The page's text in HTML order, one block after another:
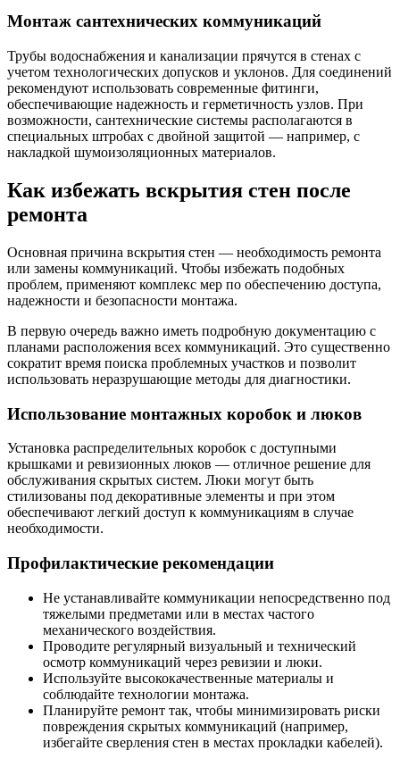
Монтаж сантехнических коммуникаций
Трубы водоснабжения и канализации прячутся в стенах с
учетом технологических допусков и уклонов. Для соединений
рекомендуют использовать современные фитинги,
обеспечивающие надежность и герметичность узлов. При
возможности, сантехнические системы располагаются в
специальных штробах с двойной защитой — например, с
накладкой шумоизоляционных материалов.
Как избежать вскрытия стен после
ремонта
Основная причина вскрытия стен — необходимость ремонта
или замены коммуникаций. Чтобы избежать подобных
проблем, применяют комплекс мер по обеспечению доступа,
надежности и безопасности монтажа.
В первую очередь важно иметь подробную документацию с
планами расположения всех коммуникаций. Это существенно
сократит время поиска проблемных участков и позволит
использовать неразрушающие методы для диагностики.
Использование монтажных коробок и люков
Установка распределительных коробок с доступными
крышками и ревизионных люков — отличное решение для
обслуживания скрытых систем. Люки могут быть
стилизованы под декоративные элементы и при этом
обеспечивают легкий доступ к коммуникациям в случае
необходимости.
Профилактические рекомендации
Не устанавливайте коммуникации непосредственно под
тяжелыми предметами или в местах частого
механического воздействия.
Проводите регулярный визуальный и технический
осмотр коммуникаций через ревизии и люки.
Используйте высококачественные материалы и
соблюдайте технологии монтажа.
Планируйте ремонт так, чтобы минимизировать риски
повреждения скрытых коммуникаций (например,
избегайте сверления стен в местах прокладки кабелей).